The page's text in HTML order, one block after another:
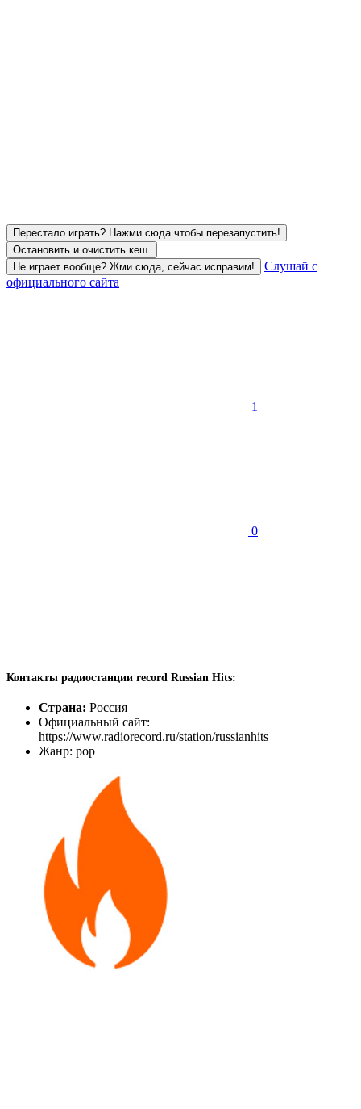
Перестало играть? Нажми сюда чтобы перезапустить!
Остановить и очистить кеш.
Не играет вообще? Жми сюда, сейчас исправим!
Слушай с
официального сайта
1
0
Контакты радиостанции record Russian Hits:
Страна: Россия
Официальный сайт:
https://www.radiorecord.ru/station/russianhits
Жанр: pop